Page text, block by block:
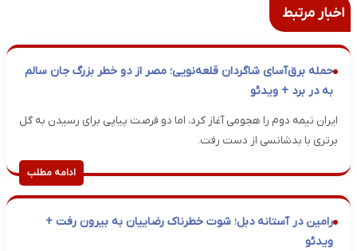
اخبار مرتبط
حمله برق‌آسای شاگردان قلعه‌نویی؛ مصر از دو خطر بزرگ جان سالم
به در برد + ویدئو
ایران نیمه دوم را هجومی آغاز کرد، اما دو فرصت پیاپی برای رسیدن به گل
برتری با بدشانسی از دست رفت.
ادامه مطلب
رامین در آستانه دبل؛ شوت خطرناک رضاییان به بیرون رفت +
ویدئو